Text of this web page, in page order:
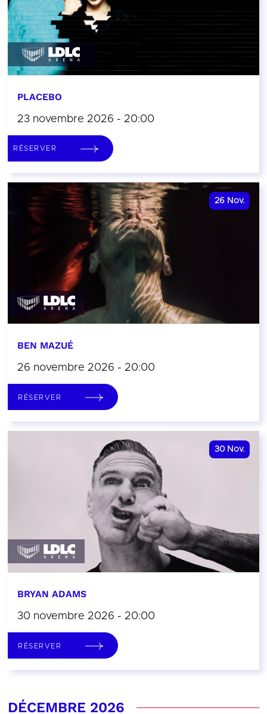
PLACEBO
23 novembre 2026 - 20:00
RÉSERVER
26 Nov.
BEN MAZUÉ
26 novembre 2026 - 20:00
RÉSERVER
30 Nov.
BRYAN ADAMS
30 novembre 2026 - 20:00
RÉSERVER
DÉCEMBRE 2026